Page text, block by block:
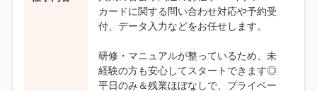
カードに関する問い合わせ対応や予約受
付、データ入力などをお任せします。
研修・マニュアルが整っているため、未
経験の方も安心してスタートできます◎
平日のみ＆残業ほぼなしで、プライベー